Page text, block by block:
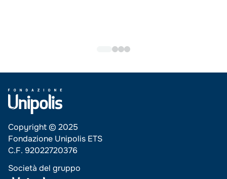
Copyright © 2025
Fondazione Unipolis ETS
C.F. 92022720376
Società del gruppo